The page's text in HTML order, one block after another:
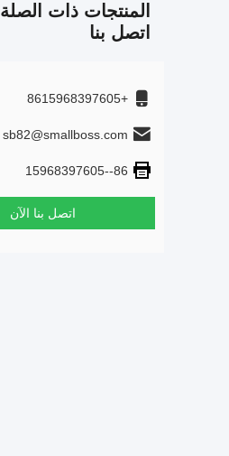
المنتجات ذات الصلة
اتصل بنا
+8615968397605
sb82@smallboss.com
86--15968397605
اتصل بنا الآن